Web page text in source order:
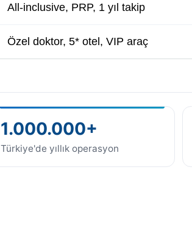
All-inclusive, PRP, 1 yıl takip
Özel doktor, 5* otel, VIP araç
1.000.000+
Türkiye'de yıllık operasyon